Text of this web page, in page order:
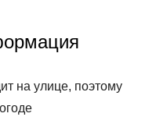
на улице, поэтому